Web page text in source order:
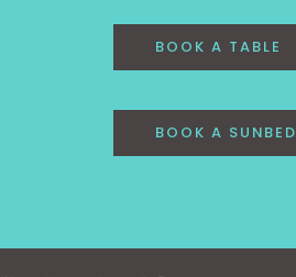
BOOK A TABLE
BOOK A SUNBED